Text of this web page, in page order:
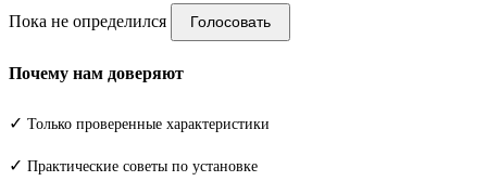
Пока не определился Голосовать
Почему нам доверяют
✓ Только проверенные характеристики
✓ Практические советы по установке